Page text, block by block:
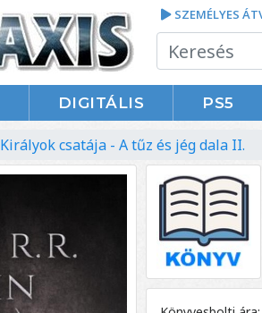
SZEMÉLYES
DIGITÁLIS PS5
Királyok csatája - A tűz és jég dala II.